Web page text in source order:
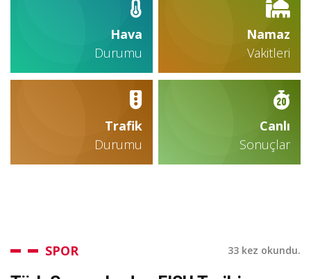
Hava
Durumu
Namaz
Vakitleri
Trafik
Durumu
Canlı
Sonuçlar
SPOR 33 kez okundu.